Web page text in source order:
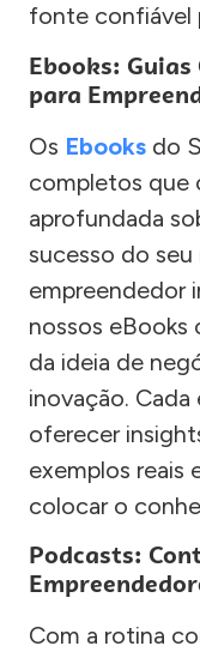
fonte confiável
Ebooks:
para
Os Ebooks do
completos que
aprofundada
sucesso do
empreendedor
nossos eBooks
da ideia de
inovação.
oferecer
exemplos reais
colocar o
Podcasts:
Com a rotina